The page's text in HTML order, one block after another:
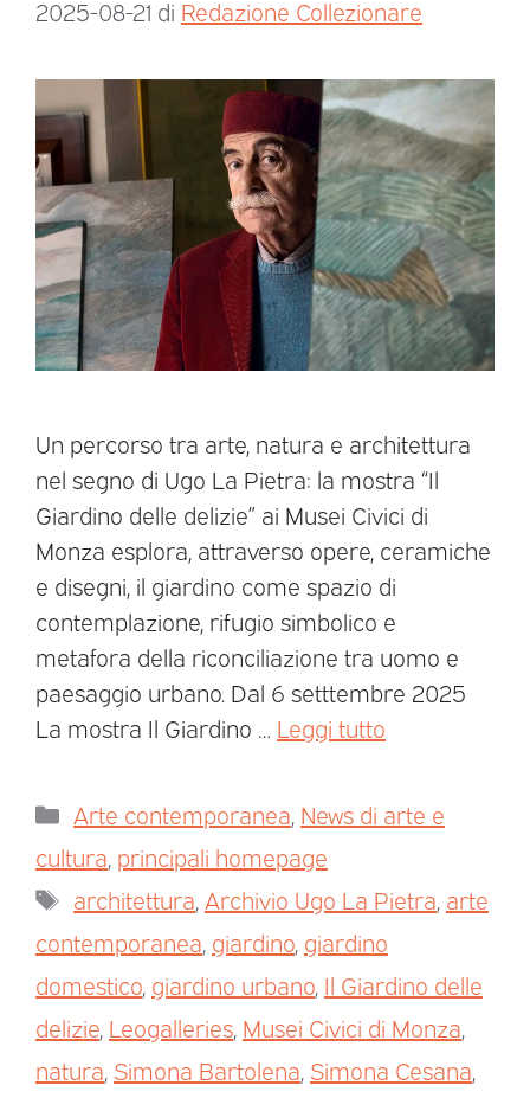
2025-08-21 di Redazione Collezionare
Un percorso tra arte, natura e architettura
nel segno di Ugo La Pietra: la mostra “Il
Giardino delle delizie” ai Musei Civici di
Monza esplora, attraverso opere, ceramiche
e disegni, il giardino come spazio di
contemplazione, rifugio simbolico e
metafora della riconciliazione tra uomo e
paesaggio urbano. Dal 6 setttembre 2025
La mostra Il Giardino … Leggi tutto
Arte contemporanea News di arte e
cultura principali homepage
architettura Archivio Ugo La Pietra arte
contemporanea giardino giardino
domestico giardino urbano Il Giardino delle
delizie Leogalleries Musei Civici di Monza
natura Simona Bartolena Simona Cesana